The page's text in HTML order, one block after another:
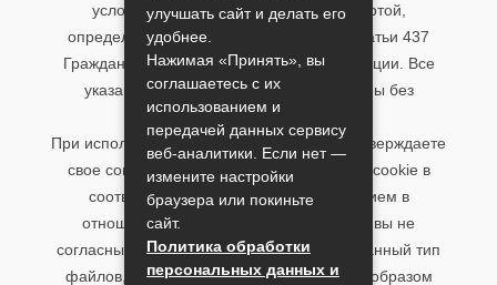
условиях не является публичной офертой,
определяемой положениями пункта 2 статьи 437
Гражданского кодекса Российской Федерации. Все
указанные условия могут быть изменены без
предварительного уведомления.
При использовании данного сайта, вы подтверждаете
свое согласие на использование файлов cookie в
соответствии с настоящим уведомлением в
отношении данного типа файлов. Если вы не
согласны с тем, чтобы мы использовали данный тип
файлов, то вы должны соответствующим образом
улучшать сайт и делать его
удобнее.
Нажимая «Принять», вы
соглашаетесь с их
использованием и
передачей данных сервису
веб-аналитики. Если нет —
измените настройки
браузера или покиньте
сайт.
Политика обработки
персональных данных и